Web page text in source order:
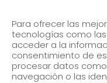
Para ofrecer las
tecnologías como
acceder a la
consentimiento de
procesar datos
navegación o las
Subscribe to our
email.